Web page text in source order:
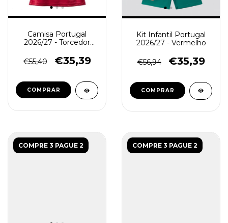
Camisa Portugal
2026/27 - Torcedor
€55,40
€35,39
COMPRAR
Kit Infantil Portugal
2026/27 - Vermelho
€56,94 €35,39
COMPRAR
COMPRE 3 PAGUE 2 COMPRE 3 PAGUE 2